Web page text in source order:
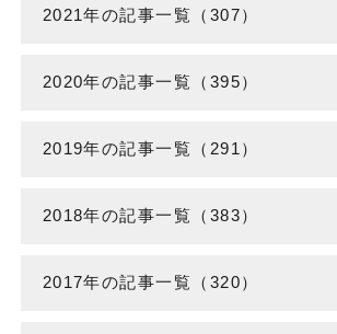
2021年の記事一覧（307）
2020年の記事一覧（395）
2019年の記事一覧（291）
2018年の記事一覧（383）
2017年の記事一覧（320）